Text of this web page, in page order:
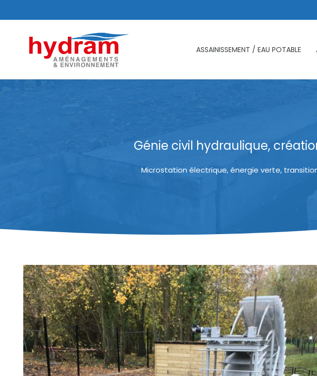
ASSAINISSEMENT / EAU POTABLE
Génie civil hydraulique,
Microstation électrique, énergie verte,